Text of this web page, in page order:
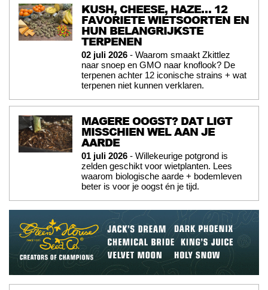
KUSH, CHEESE, HAZE… 12
FAVORIETE WIETSOORTEN EN
HUN BELANGRIJKSTE
TERPENEN
02 juli 2026 - Waarom smaakt Zkittlez
naar snoep en GMO naar knoflook? De
terpenen achter 12 iconische strains + wat
terpenen niet kunnen verklaren.
MAGERE OOGST? DAT LIGT
MISSCHIEN WEL AAN JE
AARDE
01 juli 2026 - Willekeurige potgrond is
zelden geschikt voor wietplanten. Lees
waarom biologische aarde + bodemleven
beter is voor je oogst én je tijd.